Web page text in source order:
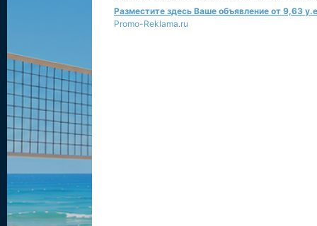
Разместите здесь Ваше объявление от 9,63
Promo-Reklama.ru